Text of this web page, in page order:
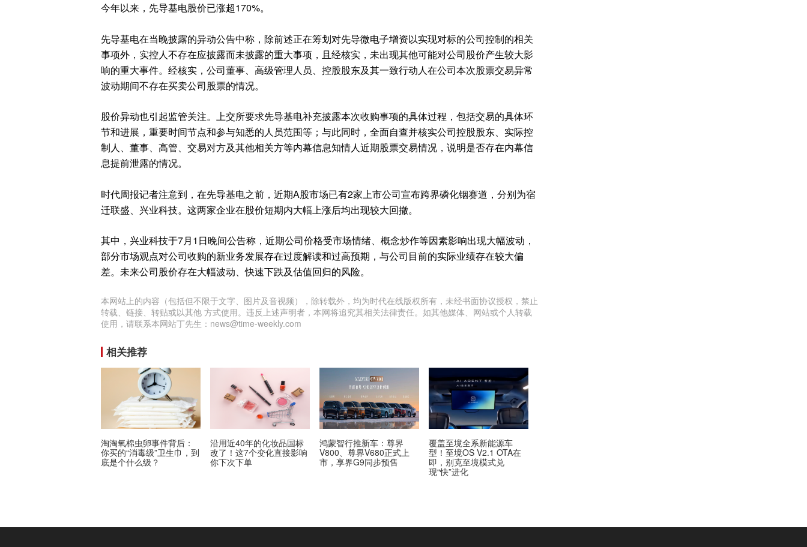
今年以来，先导基电股价已涨超170%。
先导基电在当晚披露的异动公告中称，除前述正在筹划对先导微电子增资以实现对标的公司控制的相关
事项外，实控人不存在应披露而未披露的重大事项，且经核实，未出现其他可能对公司股价产生较大影
响的重大事件。经核实，公司董事、高级管理人员、控股股东及其一致行动人在公司本次股票交易异常
波动期间不存在买卖公司股票的情况。
股价异动也引起监管关注。上交所要求先导基电补充披露本次收购事项的具体过程，包括交易的具体环
节和进展，重要时间节点和参与知悉的人员范围等；与此同时，全面自查并核实公司控股股东、实际控
制人、董事、高管、交易对方及其他相关方等内幕信息知情人近期股票交易情况，说明是否存在内幕信
息提前泄露的情况。
时代周报记者注意到，在先导基电之前，近期A股市场已有2家上市公司宣布跨界磷化铟赛道，分别为宿
迁联盛、兴业科技。这两家企业在股价短期内大幅上涨后均出现较大回撤。
其中，兴业科技于7月1日晚间公告称，近期公司价格受市场情绪、概念炒作等因素影响出现大幅波动，
部分市场观点对公司收购的新业务发展存在过度解读和过高预期，与公司目前的实际业绩存在较大偏
差。未来公司股价存在大幅波动、快速下跌及估值回归的风险。
本网站上的内容（包括但不限于文字、图片及音视频），除转载外，均为时代在线版权所有，未经书面协议授权，禁止
转载、链接、转贴或以其他 方式使用。违反上述声明者，本网将追究其相关法律责任。如其他媒体、网站或个人转载
使用，请联系本网站丁先生：news@time-weekly.com
相关推荐
淘淘氧棉虫卵事件背后：
你买的“消毒级”卫生巾，到
底是个什么级？
沿用近40年的化妆品国标
改了！这7个变化直接影响
你下次下单
鸿蒙智行推新车：尊界
V800、尊界V680正式上
市，享界G9同步预售
覆盖至境全系新能源车
型！至境OS V2.1 OTA在
即，别克至境模式兑
现“快”进化